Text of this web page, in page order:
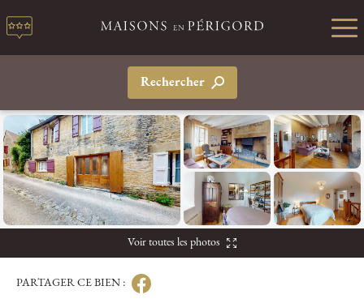
Rechercher
Voir toutes les photos
PARTAGER CE BIEN :